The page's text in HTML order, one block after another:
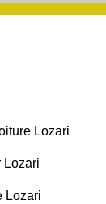
Lozari
Lozari
Lozari